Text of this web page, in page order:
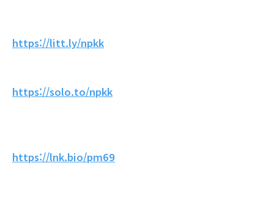
https://litt.ly/npkk
https://solo.to/npkk
https://lnk.bio/pm69